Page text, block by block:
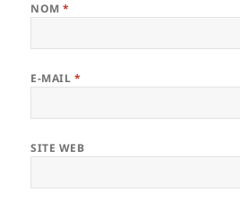
NOM*
E-MAIL *
SITE WEB